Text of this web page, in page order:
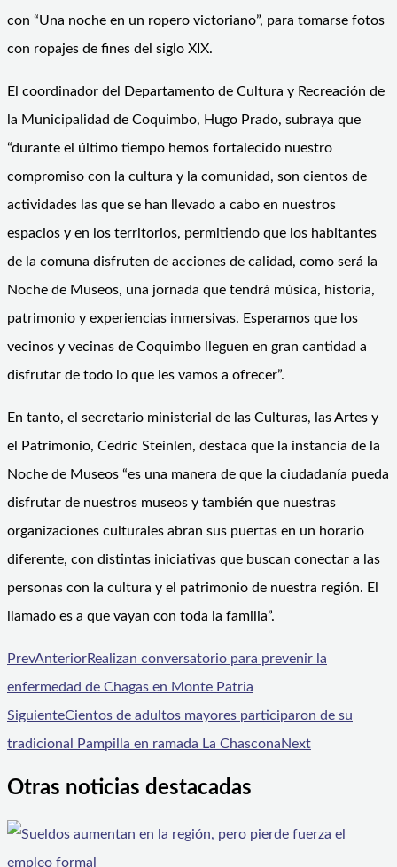
con “Una noche en un ropero victoriano”, para tomarse fotos
con ropajes de fines del siglo XIX.
El coordinador del Departamento de Cultura y Recreación de
la Municipalidad de Coquimbo, Hugo Prado, subraya que
“durante el último tiempo hemos fortalecido nuestro
compromiso con la cultura y la comunidad, son cientos de
actividades las que se han llevado a cabo en nuestros
espacios y en los territorios, permitiendo que los habitantes
de la comuna disfruten de acciones de calidad, como será la
Noche de Museos, una jornada que tendrá música, historia,
patrimonio y experiencias inmersivas. Esperamos que los
vecinos y vecinas de Coquimbo lleguen en gran cantidad a
disfrutar de todo lo que les vamos a ofrecer”.
En tanto, el secretario ministerial de las Culturas, las Artes y
el Patrimonio, Cedric Steinlen, destaca que la instancia de la
Noche de Museos “es una manera de que la ciudadanía pueda
disfrutar de nuestros museos y también que nuestras
organizaciones culturales abran sus puertas en un horario
diferente, con distintas iniciativas que buscan conectar a las
personas con la cultura y el patrimonio de nuestra región. El
llamado es a que vayan con toda la familia”.
PrevAnteriorRealizan conversatorio para prevenir la
enfermedad de Chagas en Monte Patria
SiguienteCientos de adultos mayores participaron de su
tradicional Pampilla en ramada La ChasconaNext
Otras noticias destacadas